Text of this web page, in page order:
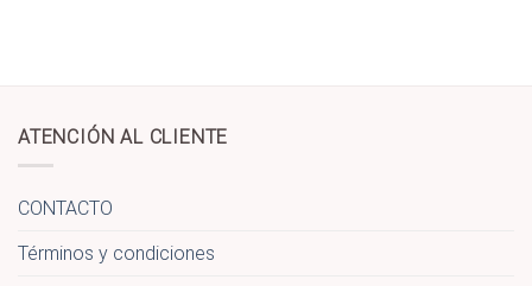
ATENCIÓN AL CLIENTE
CONTACTO
Términos y condiciones